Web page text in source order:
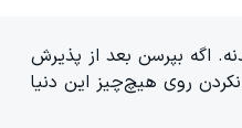
اگه بپرسن بعد از پذیرش
روی هیچ‌چیز این دنیا